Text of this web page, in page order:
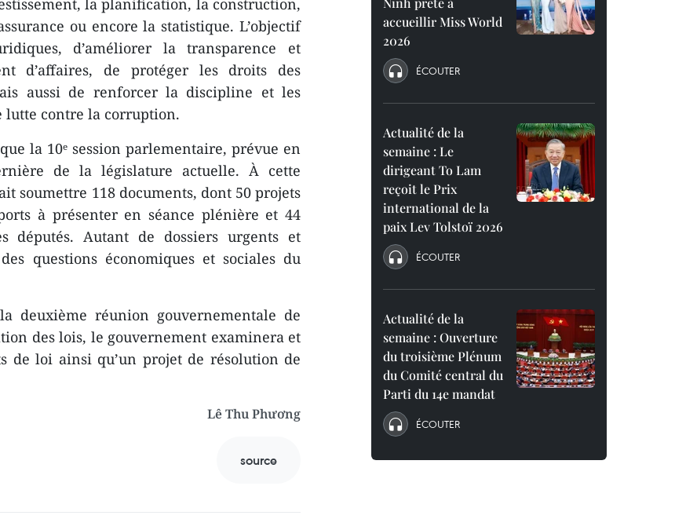
la planification, la construction,
ou encore la statistique. L’objectif
d’améliorer la transparence et
d’affaires, de protéger les droits des
aussi de renforcer la discipline et les
lutte contre la corruption.
la 10ᵉ session parlementaire, prévue en
de la législature actuelle. À cette
soumettre 118 documents, dont 50 projets
à présenter en séance plénière et 44
députés. Autant de dossiers urgents et
questions économiques et sociales du
deuxième réunion gouvernementale de
des lois, le gouvernement examinera et
de loi ainsi qu’un projet de résolution de
Lê Thu Phương
source
accueillir Miss World
2026
ÉCOUTER
Actualité de la
semaine : Le
dirigeant To Lam
reçoit le Prix
international de la
paix Lev Tolstoï 2026
ÉCOUTER
Actualité de la
semaine : Ouverture
du troisième Plénum
du Comité central du
Parti du 14e mandat
ÉCOUTER